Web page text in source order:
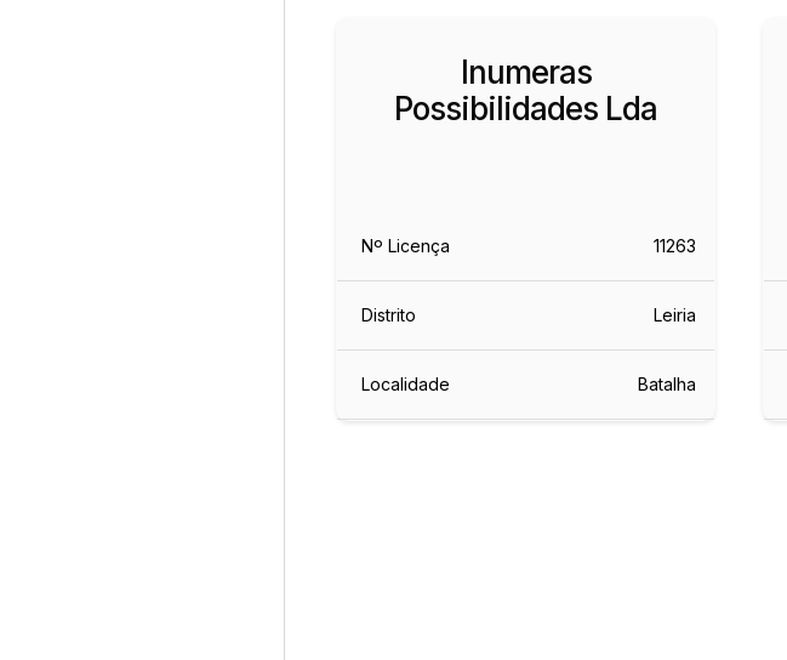
Inumeras
Possibilidades Lda
Nº Licença 11263
Distrito Leiria
Localidade Batalha